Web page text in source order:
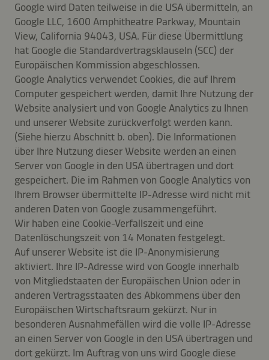
Google wird Daten teilweise in die USA übermitteln, an
Google LLC, 1600 Amphitheatre Parkway, Mountain
View, California 94043, USA. Für diese Übermittlung
hat Google die Standardvertragsklauseln (SCC) der
Europäischen Kommission abgeschlossen.
Google Analytics verwendet Cookies, die auf Ihrem
Computer gespeichert werden, damit Ihre Nutzung der
Website analysiert und von Google Analytics zu Ihnen
und unserer Website zurückverfolgt werden kann.
(Siehe hierzu Abschnitt b. oben). Die Informationen
über Ihre Nutzung dieser Website werden an einen
Server von Google in den USA übertragen und dort
gespeichert. Die im Rahmen von Google Analytics von
Ihrem Browser übermittelte IP-Adresse wird nicht mit
anderen Daten von Google zusammengeführt.
Wir haben eine Cookie-Verfallszeit und eine
Datenlöschungszeit von 14 Monaten festgelegt.
Auf unserer Website ist die IP-Anonymisierung
aktiviert. Ihre IP-Adresse wird von Google innerhalb
von Mitgliedstaaten der Europäischen Union oder in
anderen Vertragsstaaten des Abkommens über den
Europäischen Wirtschaftsraum gekürzt. Nur in
besonderen Ausnahmefällen wird die volle IP-Adresse
an einen Server von Google in den USA übertragen und
dort gekürzt. Im Auftrag von uns wird Google diese